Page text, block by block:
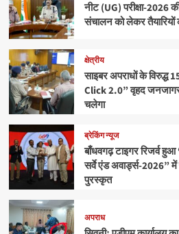
नीट (UG) परीक्षा-2026 की
संचालन को लेकर तैयारियों
क्षेत्रीय
साइबर अपराधों के विरुद्ध
Click 2.0” वृहद
चलेगा
ब्रेकिंग न्यूज
बाँधवगढ़ टाइगर रिजर्व
सर्वे एंड अवार्ड्स-2026” में
पुरस्कृत
अपराध